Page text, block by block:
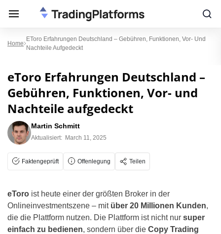
Home
EToro Erfahrungen Deutschland – Gebühren, Funktionen, Vor- Und
Nachteile Aufgedeckt
eToro Erfahrungen Deutschland –
Gebühren, Funktionen, Vor- und
Nachteile aufgedeckt
Martin Schmitt
Aktualisiert: March 11, 2025
Faktengeprüft Offenlegung Teilen
eToro ist heute einer der größten Broker in der
Onlineinvestmentszene – mit über 20 Millionen Kunden,
die die Plattform nutzen. Die Plattform ist nicht nur super
einfach zu bedienen, sondern über die Copy Trading